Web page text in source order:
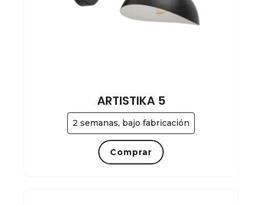
2 semanas, bajo fabricación
ARTISTIKA 5
Comprar